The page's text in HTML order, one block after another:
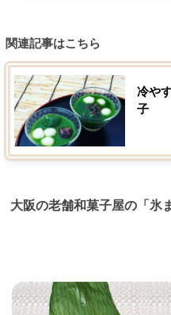
関連記事はこちら
冷や
子
大阪の老舗和菓子屋の「氷